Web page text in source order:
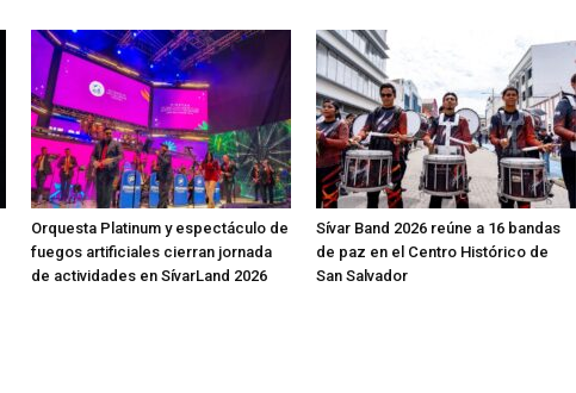
Orquesta Platinum y espectáculo de
fuegos artificiales cierran jornada
de actividades en SívarLand 2026
Sívar Band 2026 reúne a 16 bandas
de paz en el Centro Histórico de
San Salvador